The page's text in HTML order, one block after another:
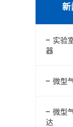
新
实验
器
微型
微型
达